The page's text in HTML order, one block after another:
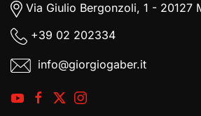
Via Giulio Bergonzoli, 1 - 20127
+39 02 202334
info@giorgiogaber.it